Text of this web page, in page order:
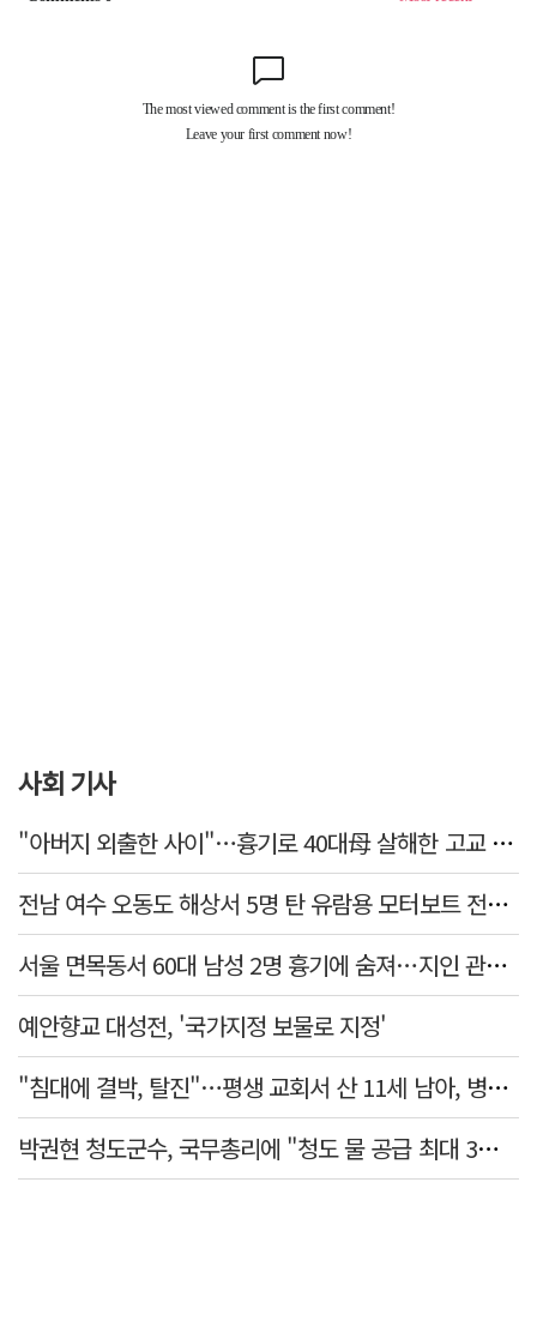
사회 기사
"아버지 외출한 사이"…흉기로 40대母 살해한 고교 자퇴생, 구속 기로에
전남 여수 오동도 해상서 5명 탄 유람용 모터보트 전복…2명 숨져
서울 면목동서 60대 남성 2명 흉기에 숨져…지인 관계로 추정
예안향교 대성전, '국가지정 보물로 지정'
"침대에 결박, 탈진"…평생 교회서 산 11세 남아, 병원 이송 끝 숨져
박권현 청도군수, 국무총리에 "청도 물 공급 최대 3만t 늘려달라"